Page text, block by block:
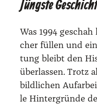
Jüngste
Was 1994
cher fül­len und
tung bleibt den
über­las­sen. Trotz
bild­li­chen
le Hin­ter­grün­de